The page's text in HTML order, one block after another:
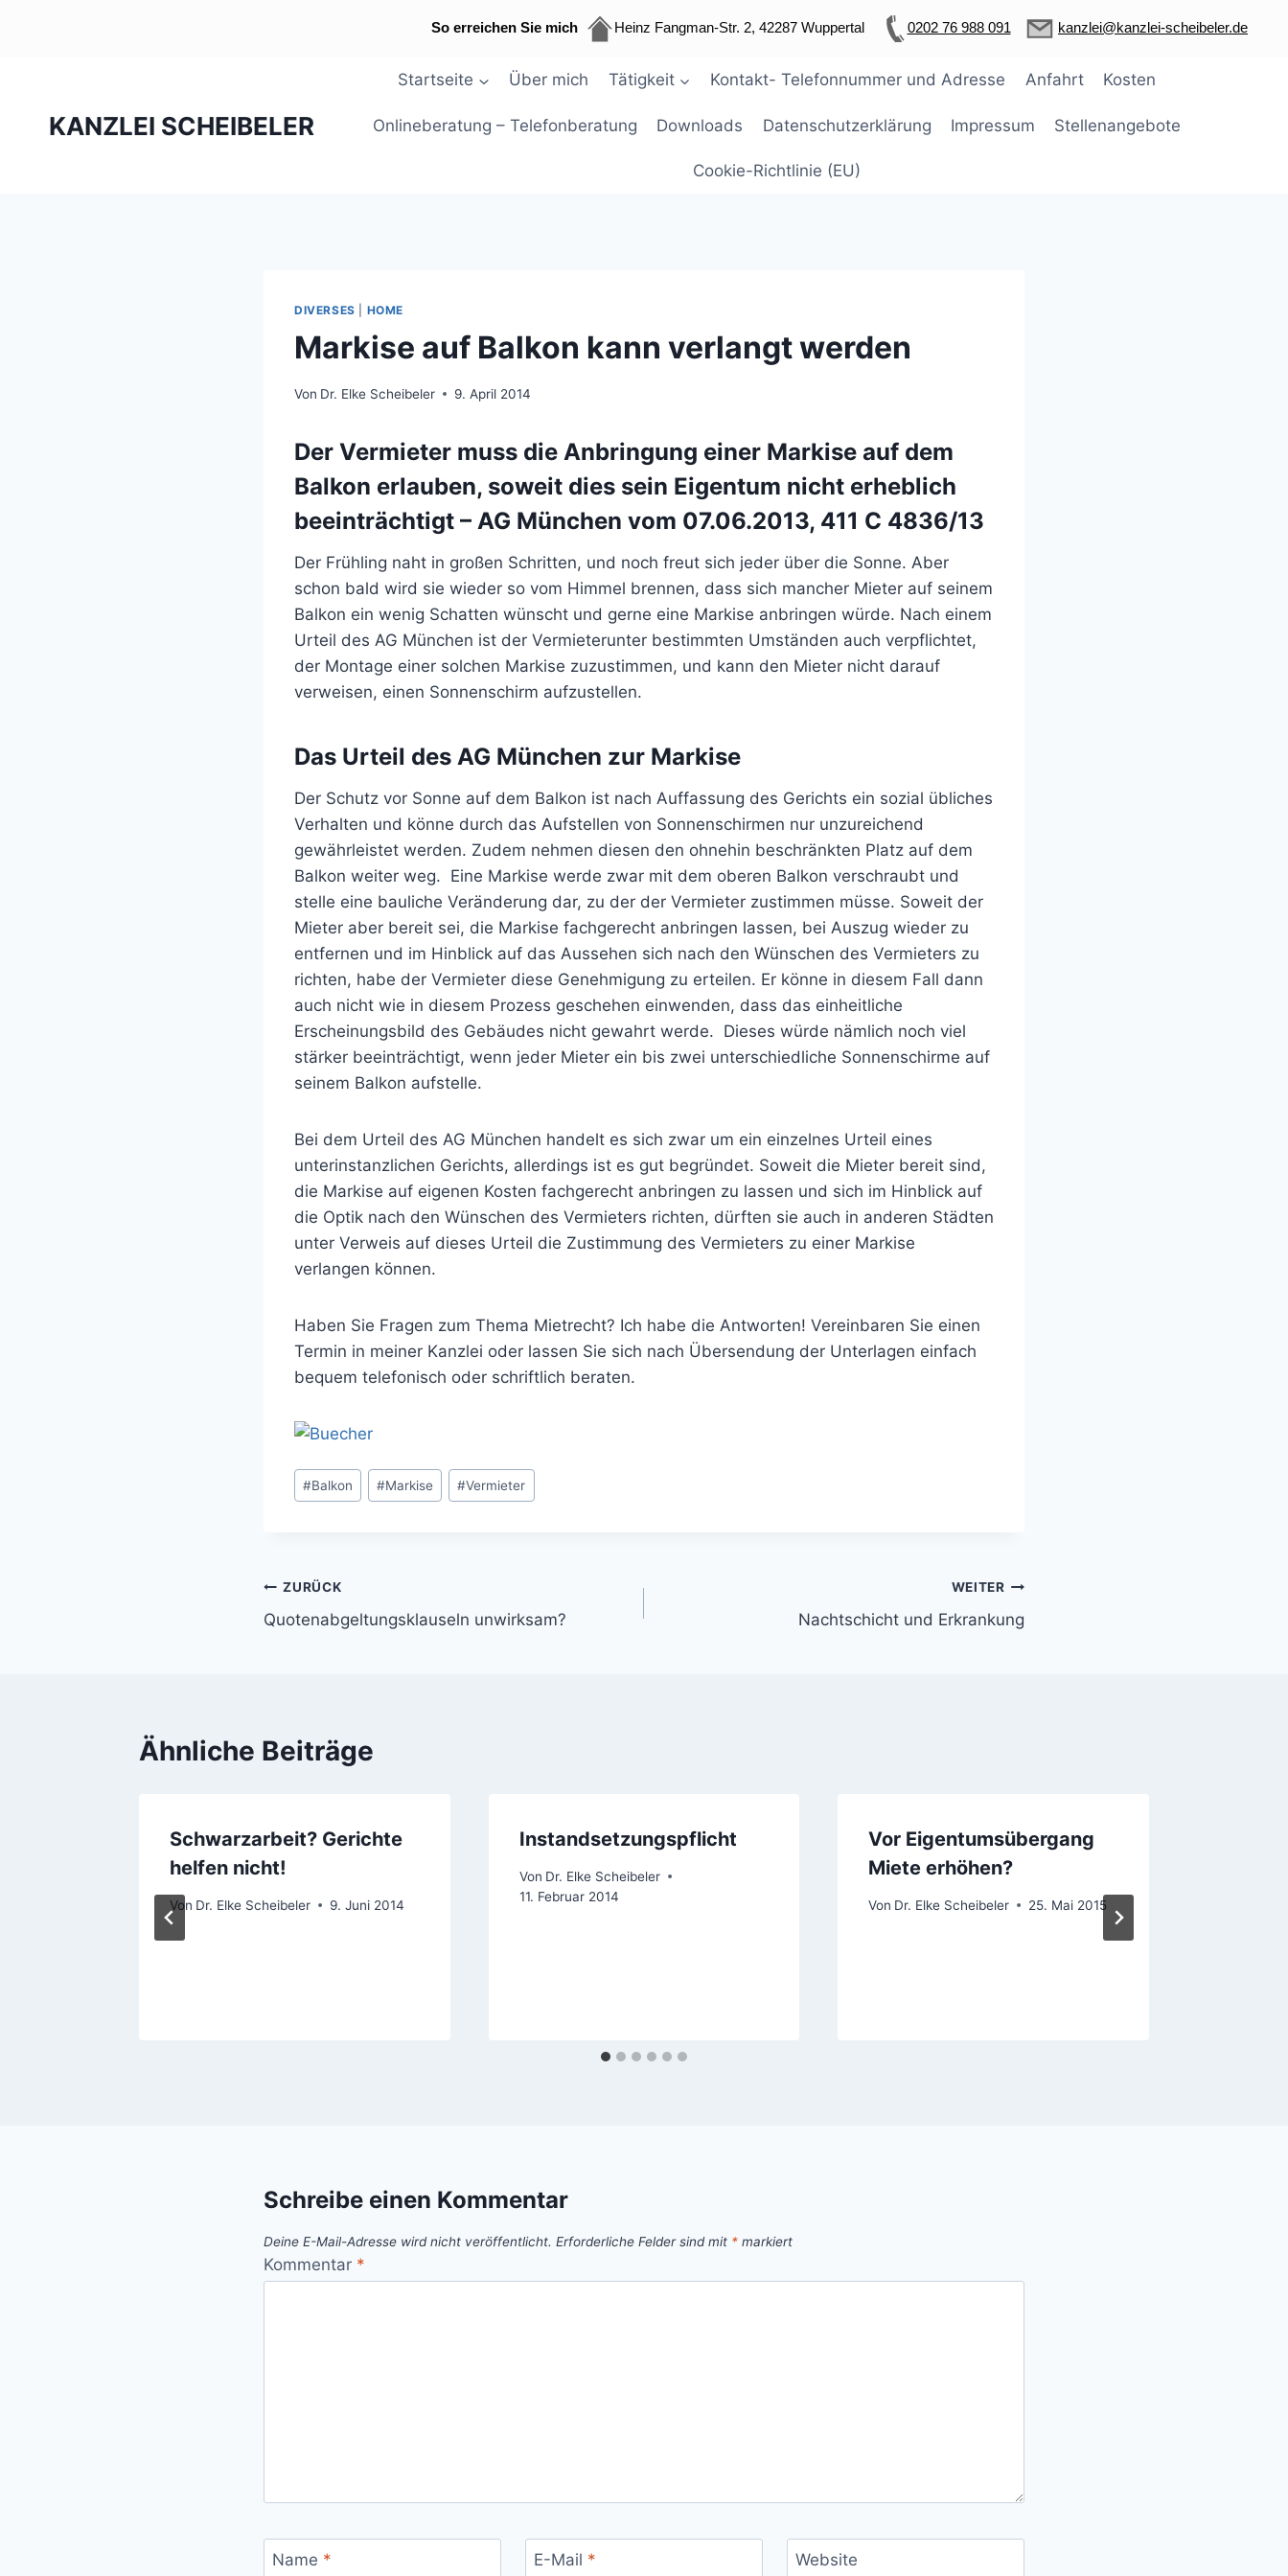
So erreichen Sie mich Heinz Fangman-Str. 2, 42287 Wuppertal 0202 76 988 091 kanzlei@kanzlei-scheibeler.de
springenKANZLEI SCHEIBELER
Startseite Über mich Tätigkeit Kontakt- Telefonnummer und Adresse Anfahrt Kosten
Onlineberatung – Telefonberatung Downloads Datenschutzerklärung Impressum Stellenangebote
Cookie-Richtlinie (EU)
DIVERSES HOME
Markise auf Balkon kann verlangt werden
Von Dr. Elke Scheibeler 9. April 2014
Der Vermieter muss die Anbringung einer Markise auf dem
Balkon erlauben, soweit dies sein Eigentum nicht erheblich
beeinträchtigt – AG München vom 07.06.2013, 411 C 4836/13
Der Frühling naht in großen Schritten, und noch freut sich jeder über die Sonne. Aber
schon bald wird sie wieder so vom Himmel brennen, dass sich mancher Mieter auf seinem
Balkon ein wenig Schatten wünscht und gerne eine Markise anbringen würde. Nach einem
Urteil des AG München ist der Vermieterunter bestimmten Umständen auch verpflichtet,
der Montage einer solchen Markise zuzustimmen, und kann den Mieter nicht darauf
verweisen, einen Sonnenschirm aufzustellen.
Das Urteil des AG München zur Markise
Der Schutz vor Sonne auf dem Balkon ist nach Auffassung des Gerichts ein sozial übliches
Verhalten und könne durch das Aufstellen von Sonnenschirmen nur unzureichend
gewährleistet werden. Zudem nehmen diesen den ohnehin beschränkten Platz auf dem
Balkon weiter weg. Eine Markise werde zwar mit dem oberen Balkon verschraubt und
stelle eine bauliche Veränderung dar, zu der der Vermieter zustimmen müsse. Soweit der
Mieter aber bereit sei, die Markise fachgerecht anbringen lassen, bei Auszug wieder zu
entfernen und im Hinblick auf das Aussehen sich nach den Wünschen des Vermieters zu
richten, habe der Vermieter diese Genehmigung zu erteilen. Er könne in diesem Fall dann
auch nicht wie in diesem Prozess geschehen einwenden, dass das einheitliche
Erscheinungsbild des Gebäudes nicht gewahrt werde. Dieses würde nämlich noch viel
stärker beeinträchtigt, wenn jeder Mieter ein bis zwei unterschiedliche Sonnenschirme auf
seinem Balkon aufstelle.
Bei dem Urteil des AG München handelt es sich zwar um ein einzelnes Urteil eines
unterinstanzlichen Gerichts, allerdings ist es gut begründet. Soweit die Mieter bereit sind,
die Markise auf eigenen Kosten fachgerecht anbringen zu lassen und sich im Hinblick auf
die Optik nach den Wünschen des Vermieters richten, dürften sie auch in anderen Städten
unter Verweis auf dieses Urteil die Zustimmung des Vermieters zu einer Markise
verlangen können.
Haben Sie Fragen zum Thema Mietrecht? Ich habe die Antworten! Vereinbaren Sie einen
Termin in meiner Kanzlei oder lassen Sie sich nach Übersendung der Unterlagen einfach
bequem telefonisch oder schriftlich beraten.
Schlagworte:
#Balkon #Markise #Vermieter
Beitragsnavigation
ZURÜCK
Quotenabgeltungsklauseln unwirksam?
WEITER
Nachtschicht und Erkrankung
Ähnliche Beiträge
Schwarzarbeit? Gerichte
helfen nicht!
Von Dr. Elke Scheibeler 9. Juni 2014
Instandsetzungspflicht
Von Dr. Elke Scheibeler
11. Februar 2014
Vor Eigentumsübergang
Miete erhöhen?
Von Dr. Elke Scheibeler 25. Mai 2015
Schreibe einen Kommentar
Deine E-Mail-Adresse wird nicht veröffentlicht. Erforderliche Felder sind mit * markiert
Kommentar *
Name * E-Mail * Website